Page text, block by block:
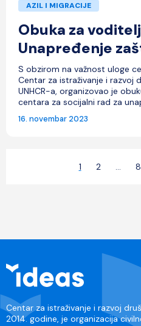
AZIL I MIGRACIJE
Obuka za
Unapređenje
S obzirom na važnost uloge
Centar za istraživanje i razvoj
UNHCR-a, organizovao je
centara za socijalni rad za
16. novembar 2023
1 2 … 8
Centar za istraživanje i razvoj
2014. godine, je organizacija